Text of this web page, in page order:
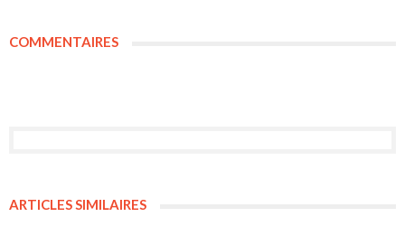
COMMENTAIRES
ARTICLES SIMILAIRES